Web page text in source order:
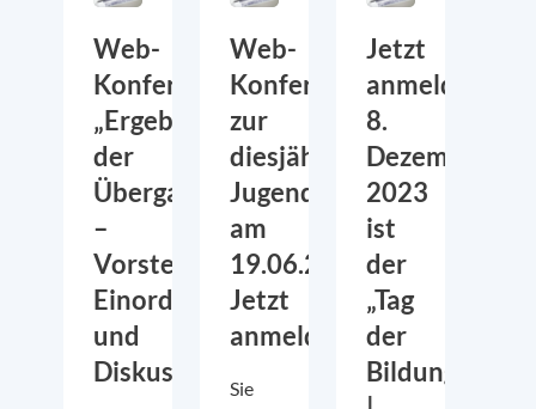
Web-
Konferenz:
„Ergebnisse
der
Übergangsbefragung
–
Vorstellung,
Einordnung
und
Diskussion“
Web-
Konferenz
zur
diesjährigen
Jugendbefragung
am
19.06.2024:
Jetzt
anmelden!
Sie
Jetzt
anmelden:
8.
Dezember
2023
ist
der
„Tag
der
Bildung“